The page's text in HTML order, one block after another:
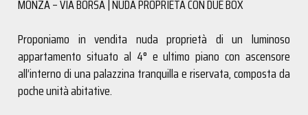
MONZA – VIA BORSA | NUDA PROPRIETÀ CON DUE BOX
Proponiamo in vendita nuda proprietà di un luminoso
appartamento situato al 4° e ultimo piano con ascensore
all’interno di una palazzina tranquilla e riservata, composta da
poche unità abitative.